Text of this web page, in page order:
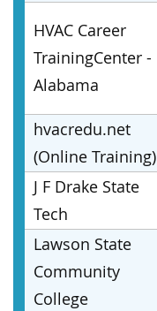
HVAC Career
TrainingCenter -
Alabama
hvacredu.net
(Online Training)
J F Drake State
Tech
Lawson State
Community
College